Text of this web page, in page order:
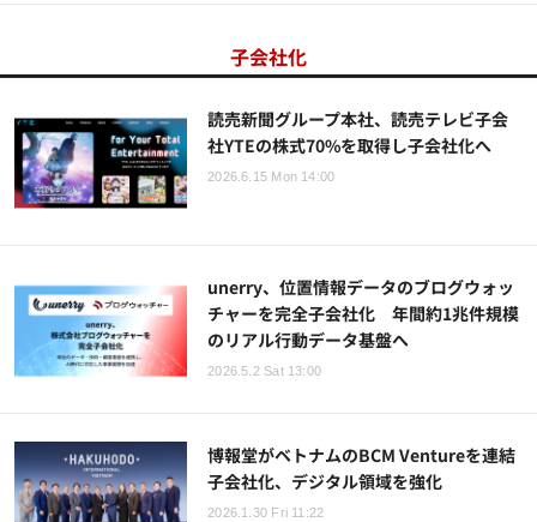
子会社化
読売新聞グループ本社、読売テレビ子会
社YTEの株式70%を取得し子会社化へ
2026.6.15 Mon 14:00
unerry、位置情報データのブログウォッ
チャーを完全子会社化 年間約1兆件規模
のリアル行動データ基盤へ
2026.5.2 Sat 13:00
博報堂がベトナムのBCM Ventureを連結
子会社化、デジタル領域を強化
2026.1.30 Fri 11:22